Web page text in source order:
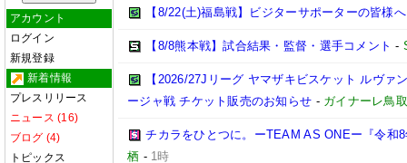
アカウント
ログイン
新規登録
新着情報
プレスリリース
ニュース (16)
ブログ (4)
トピックス
【8/22(土)福島戦】ビジターサポーターの皆様へ
【8/8熊本戦】試合結果・監督・選手コメント -
【2026/27Jリーグ ヤマザキビスケット ルヴ
ージャ戦 チケット販売のお知らせ - ガイナーレ鳥取
チカラをひとつに。ーTEAM AS ONEー『令和
栖 - 1時